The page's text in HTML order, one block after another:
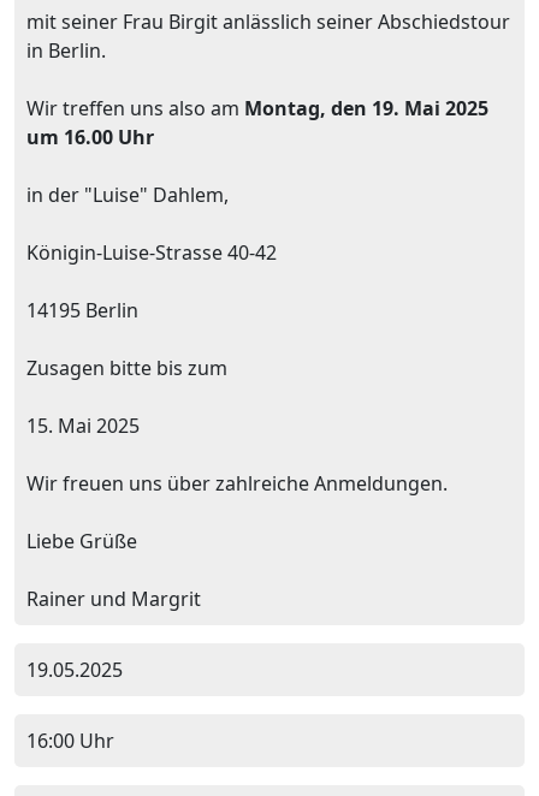
mit seiner Frau Birgit anlässlich seiner Abschiedstour
in Berlin.
Wir treffen uns also am Montag, den 19. Mai 2025
um 16.00 Uhr
in der "Luise" Dahlem,
Königin-Luise-Strasse 40-42
14195 Berlin
Zusagen bitte bis zum
15. Mai 2025
Wir freuen uns über zahlreiche Anmeldungen.
Liebe Grüße
Rainer und Margrit
19.05.2025
16:00 Uhr